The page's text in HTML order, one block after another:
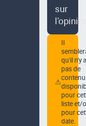
sur
⚠
Il
qu'il n'y a
pas de
contenu
pour
liste et/
pour
date.